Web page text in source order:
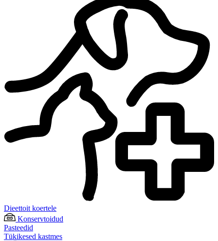
Dieettoit koertele
Konservtoidud
Pasteedid
Tükikesed kastmes